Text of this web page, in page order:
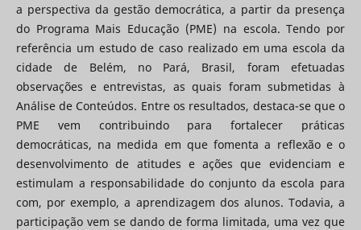
a perspectiva da gestão democrática, a partir da presença
do Programa Mais Educação (PME) na escola. Tendo por
referência um estudo de caso realizado em uma escola da
cidade de Belém, no Pará, Brasil, foram efetuadas
observações e entrevistas, as quais foram submetidas à
Análise de Conteúdos. Entre os resultados, destaca-se que o
PME vem contribuindo para fortalecer práticas
democráticas, na medida em que fomenta a reflexão e o
desenvolvimento de atitudes e ações que evidenciam e
estimulam a responsabilidade do conjunto da escola para
com, por exemplo, a aprendizagem dos alunos. Todavia, a
participação vem se dando de forma limitada, uma vez que